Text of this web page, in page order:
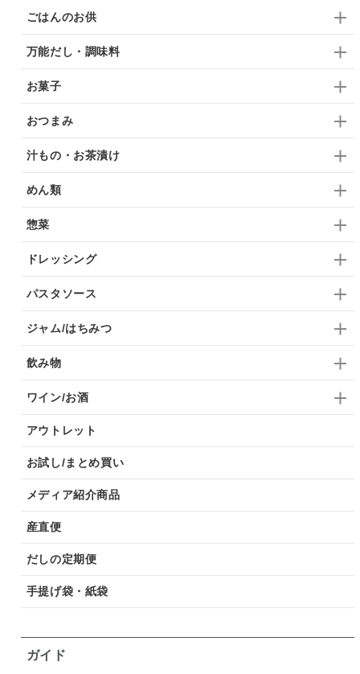
ごはんのお供
万能だし・調味料
お菓子
おつまみ
汁もの・お茶漬け
めん類
惣菜
ドレッシング
パスタソース
ジャム/はちみつ
飲み物
ワイン/お酒
アウトレット
お試し/まとめ買い
メディア紹介商品
産直便
だしの定期便
手提げ袋・紙袋
ガイド